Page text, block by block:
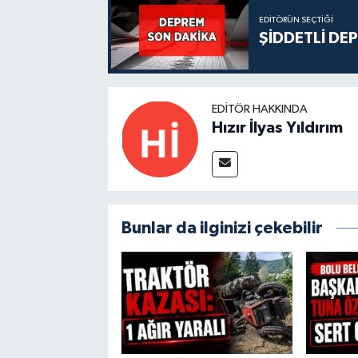
EDITÖRÜN SEÇTIĞI
ŞİDDETLİ
EDITÖR HAKKINDA
Hızır İlyas Yıldırım
Bunlar da ilginizi çekebilir